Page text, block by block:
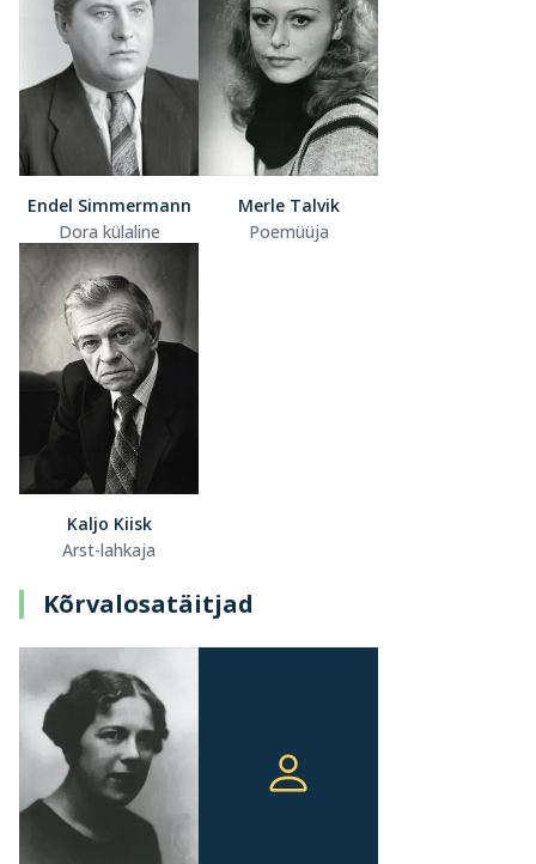
Endel Simmermann
Dora külaline
Merle Talvik
Poemüüja
Kaljo Kiisk
Arst-lahkaja
Kõrvalosatäitjad